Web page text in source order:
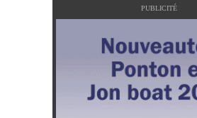
PUBLICITÉ